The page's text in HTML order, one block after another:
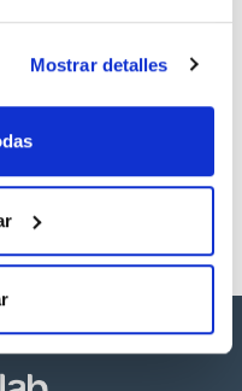
Mostrar detalles
esta imagen son